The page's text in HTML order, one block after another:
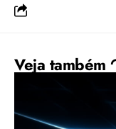
Veja também